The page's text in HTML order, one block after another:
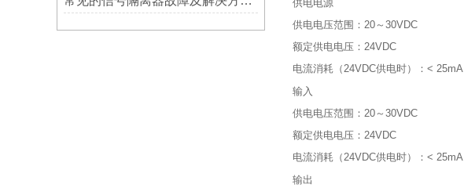
供电电源
供电电压范围：20～30VDC
额定供电电压：24VDC
电流消耗（24VDC供电时）：< 25mA
输入
供电电压范围：20～30VDC
额定供电电压：24VDC
电流消耗（24VDC供电时）：< 25mA
输出